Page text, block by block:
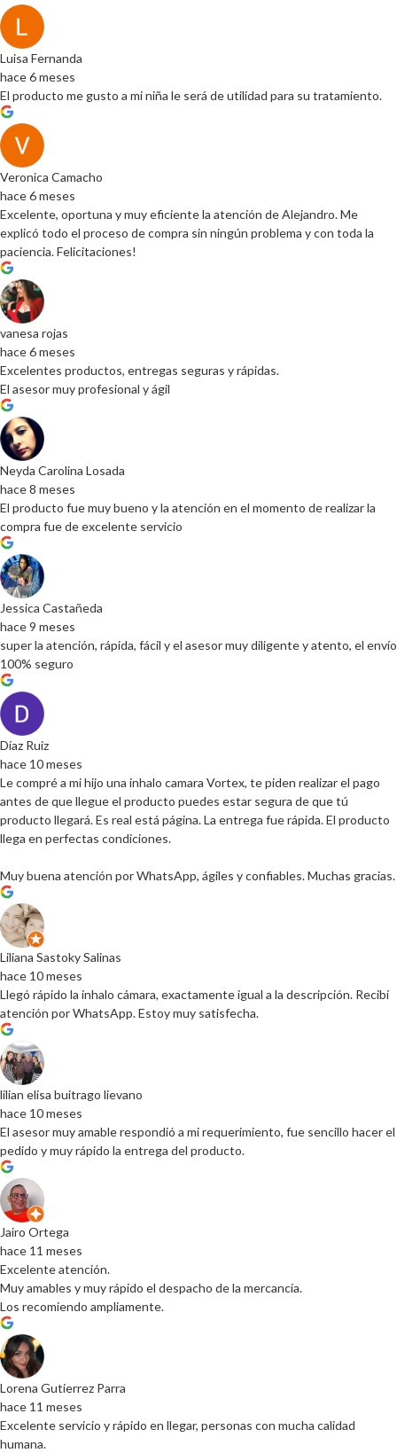
Luisa Fernanda
hace 6 meses
El producto me gusto a mi niña le será de utilidad para su tratamiento.
Veronica Camacho
hace 6 meses
Excelente, oportuna y muy eficiente la atención de Alejandro. Me
explicó todo el proceso de compra sin ningún problema y con toda la
paciencia. Felicitaciones!
vanesa rojas
hace 6 meses
Excelentes productos, entregas seguras y rápidas.
El asesor muy profesional y ágil
Neyda Carolina Losada
hace 8 meses
El producto fue muy bueno y la atención en el momento de realizar la
compra fue de excelente servicio
Jessica Castañeda
hace 9 meses
super la atención, rápida, fácil y el asesor muy diligente y atento, el envío
100% seguro
Díaz Ruiz
hace 10 meses
Le compré a mi hijo una inhalo camara Vortex, te piden realizar el pago
antes de que llegue el producto puedes estar segura de que tú
producto llegará. Es real está página. La entrega fue rápida. El producto
llega en perfectas condiciones.
Muy buena atención por WhatsApp, ágiles y confiables. Muchas gracias.
Liliana Sastoky Salinas
hace 10 meses
Llegó rápido la inhalo cámara, exactamente igual a la descripción. Recibí
atención por WhatsApp. Estoy muy satisfecha.
lilian elisa buitrago lievano
hace 10 meses
El asesor muy amable respondió a mi requerimiento, fue sencillo hacer el
pedido y muy rápido la entrega del producto.
Jairo Ortega
hace 11 meses
Excelente atención.
Muy amables y muy rápido el despacho de la mercancía.
Los recomiendo ampliamente.
Lorena Gutierrez Parra
hace 11 meses
Excelente servicio y rápido en llegar, personas con mucha calidad
humana.